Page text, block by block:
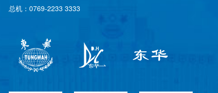
总机：0769-2233 3333